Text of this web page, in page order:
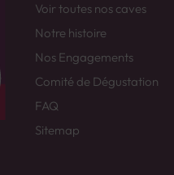
Voir toutes nos caves
Notre histoire
Nos Engagements
Comité de Dégustation
FAQ
Sitemap